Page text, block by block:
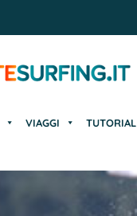
VIAGGI TUTORIAL